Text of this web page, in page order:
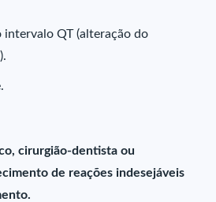
intervalo QT (alteração do
cirurgião-dentista ou
de reações indesejáveis